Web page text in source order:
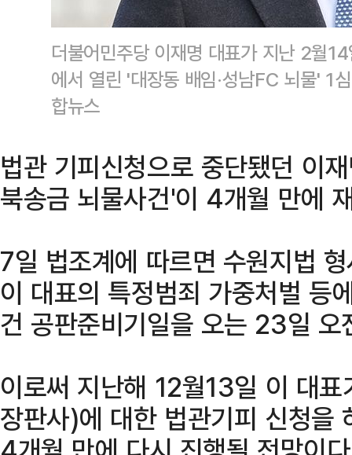
더불어민주당 이재명 대표가 지난 2월
에서 열린 '대장동 배임·성남FC 뇌물' 1
합뉴스
법관 기피신청으로 중단됐던 이
북송금 뇌물사건'이 4개월 만에
7일 법조계에 따르면 수원지법
이 대표의 특정범죄 가중처벌 등
건 공판준비기일을 오는 23일
이로써 지난해 12월13일 이 대
장판사)에 대한 법관기피 신청을